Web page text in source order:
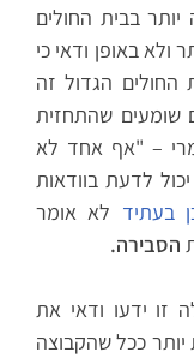
יותר בבית החולים
ולא באופן ודאי כי
החולים הגדול זה
שומעים שהתחזית
– "אף אחד לא
לדעת בוודאות
בעתיד לא אומר
הסבירה.
זו ידעו ודאי את
ככל שהקבוצה